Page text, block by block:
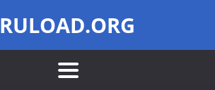
RULOAD.ORG